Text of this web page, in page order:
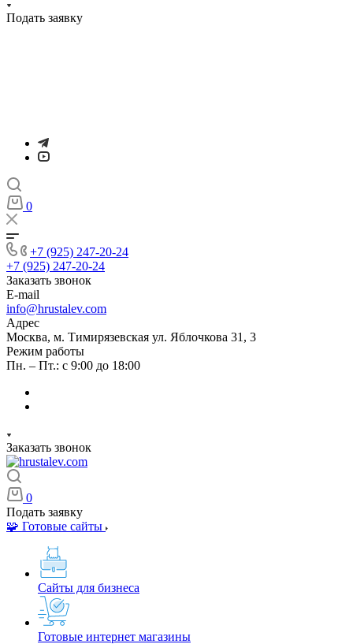
Подать заявку
0
+7 (925) 247-20-24
+7 (925) 247-20-24
Заказать звонок
E-mail
info@hrustalev.com
Адрес
Москва, м. Тимирязевская ул. Яблочкова 31, 3
Режим работы
Пн. – Пт.: с 9:00 до 18:00
Заказать звонок
0
Подать заявку
🧩 Готовые сайты
Сайты для бизнеса
Готовые интернет магазины